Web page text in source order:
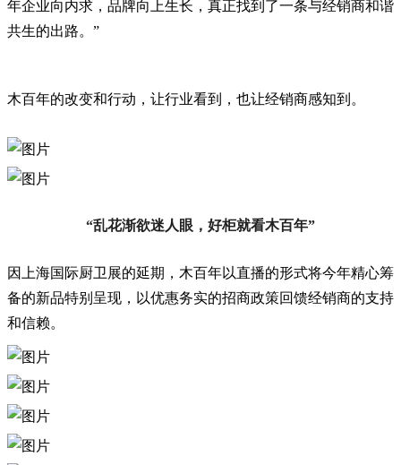
年企业向内求，品牌向上生长，真正找到了一条与经销商和谐
共生的出路。”
木百年的改变和行动，让行业看到，也让经销商感知到。
“乱花渐欲迷人眼，好柜就看木百年”
因上海国际厨卫展的延期，木百年以直播的形式将今年精心筹
备的新品特别呈现，以优惠务实的招商政策回馈经销商的支持
和信赖。